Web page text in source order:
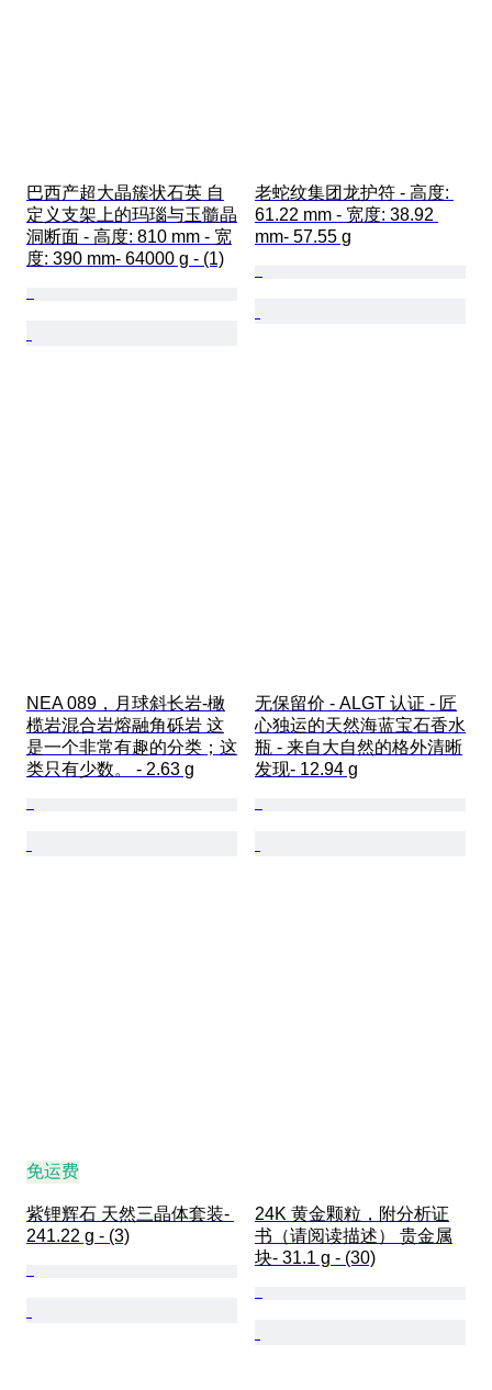
巴西产超大晶簇状石英 自
定义支架上的玛瑙与玉髓晶
洞断面 - 高度: 810 mm - 宽
度: 390 mm- 64000 g - (1)
老蛇纹集团龙护符 - 高度:
61.22 mm - 宽度: 38.92
mm- 57.55 g
NEA 089，月球斜长岩-橄
榄岩混合岩熔融角砾岩 这
是一个非常有趣的分类；这
类只有少数。 - 2.63 g
无保留价 - ALGT 认证 - 匠
心独运的天然海蓝宝石香水
瓶 - 来自大自然的格外清晰
发现- 12.94 g
免运费
紫锂辉石 天然三晶体套装-
241.22 g - (3)
24K 黄金颗粒，附分析证
书（请阅读描述） 贵金属
块- 31.1 g - (30)